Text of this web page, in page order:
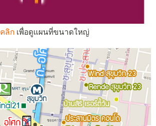
คลิกเพื่อดูแผนที่ขนาดใหญ่